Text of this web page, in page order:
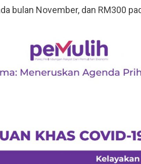
bulan November, dan RM300